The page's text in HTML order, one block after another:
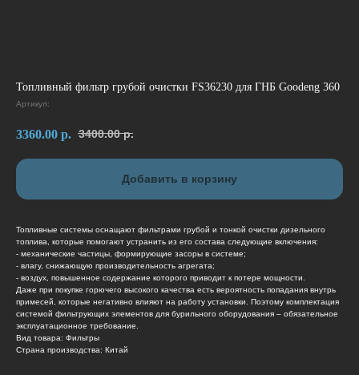
Топливный фильтр грубой очистки FS36230 для ГНБ Goodeng 360
Артикул:
3360.00 р. 3400.00 р.
Добавить в корзину
Топливные системы оснащают фильтрами грубой и тонкой очистки дизельного
топлива, которые помогают устранить из его состава следующие включения:
- механические частицы, формирующие засоры в системе;
- влагу, снижающую производительность агрегата;
- воздух, повышенное содержание которого приводит к потере мощности.
Даже при покупке горючего высокого качества есть вероятность попадания внутрь
примесей, которые негативно влияют на работу установки. Поэтому комплектация
системой фильтрующих элементов для бурильного оборудования – обязательное
эксплуатационное требование.
Вид товара: Фильтры
Страна производства: Китай